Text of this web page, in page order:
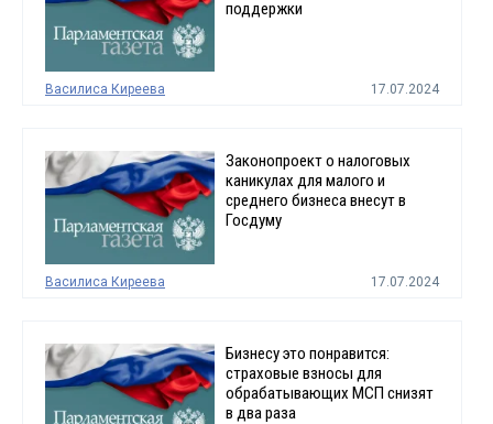
поддержки
Василиса Киреева 17.07.2024
Законопроект о налоговых
каникулах для малого и
среднего бизнеса внесут в
Госдуму
Василиса Киреева 17.07.2024
Бизнесу это понравится:
страховые взносы для
обрабатывающих МСП снизят
в два раза